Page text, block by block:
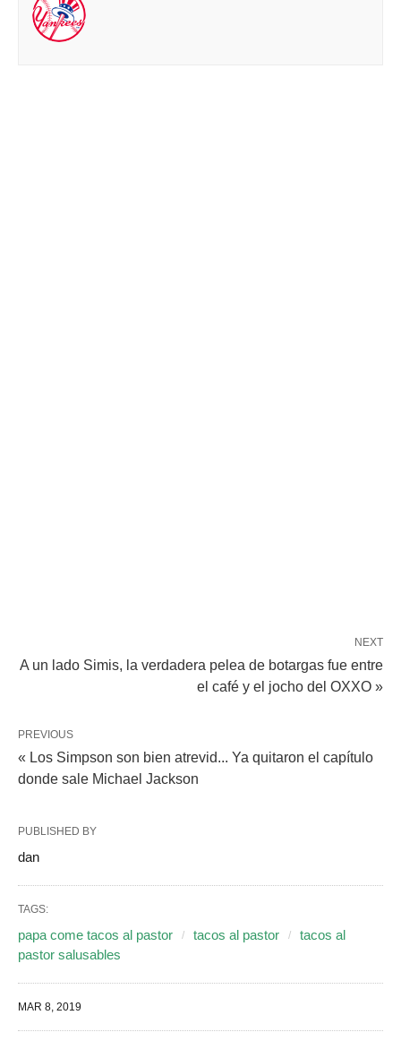
NEXT
A un lado Simis, la verdadera pelea de botargas fue entre
el café y el jocho del OXXO »
PREVIOUS
« Los Simpson son bien atrevid... Ya quitaron el capítulo
donde sale Michael Jackson
PUBLISHED BY
dan
TAGS:
papa come tacos al pastor tacos al pastor
tacos al
pastor salusables
MAR 8, 2019